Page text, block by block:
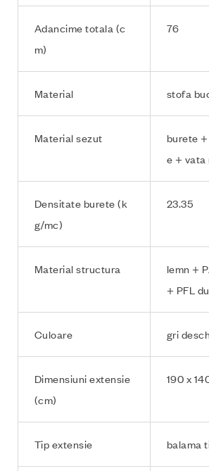
Adancime totala (c
m)
76
Material stofa
Material sezut
burete
e + vata
Densitate burete (k
g/mc)
23.35
Material structura
lemn +
+ PFL
Culoare gri
Dimensiuni extensie
(cm)
190 x
Tip extensie balama